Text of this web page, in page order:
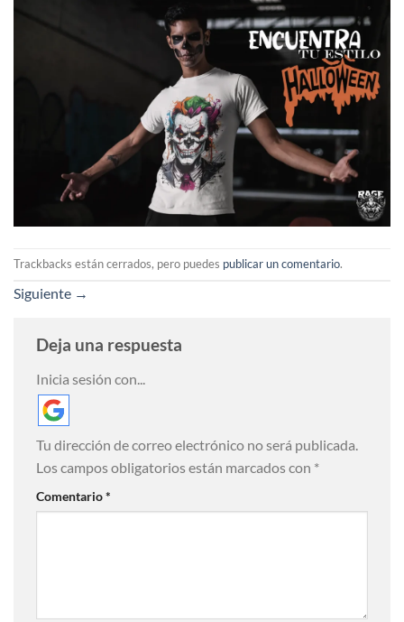
Trackbacks están cerrados, pero puedes publicar un comentario.
Siguiente →
Deja una respuesta
Inicia sesión con...
Tu dirección de correo electrónico no será publicada.
Los campos obligatorios están marcados con *
Comentario*